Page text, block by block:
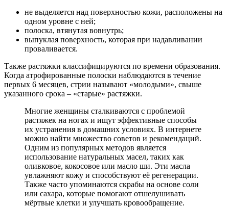
не выделяется над поверхностью кожи, расположены на
одном уровне с ней;
полоска, втянутая вовнутрь;
выпуклая поверхность, которая при надавливании
проваливается.
Также растяжки классифицируются по времени образования.
Когда атрофированные полоски наблюдаются в течение
первых 6 месяцев, стрии называют «молодыми», свыше
указанного срока – «старые» растяжки.
Многие женщины сталкиваются с проблемой
растяжек на ногах и ищут эффективные способы
их устранения в домашних условиях. В интернете
можно найти множество советов и рекомендаций.
Одним из популярных методов является
использование натуральных масел, таких как
оливковое, кокосовое или масло ши. Эти масла
увлажняют кожу и способствуют её регенерации.
Также часто упоминаются скрабы на основе соли
или сахара, которые помогают отшелушивать
мёртвые клетки и улучшать кровообращение.